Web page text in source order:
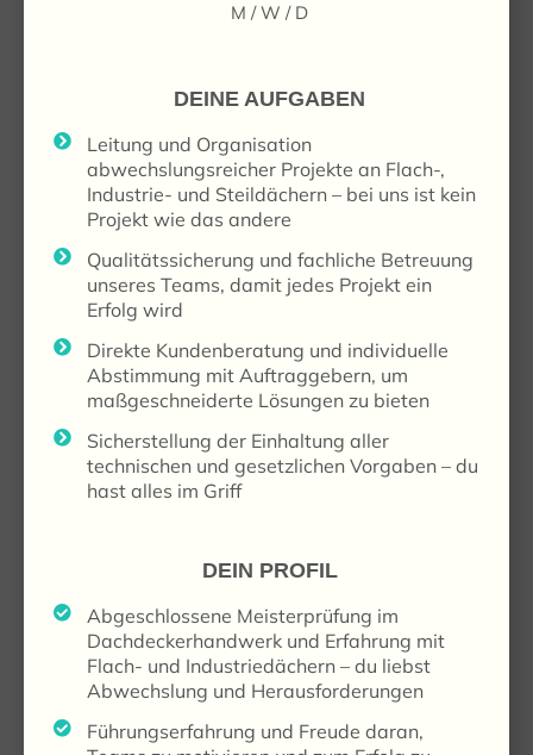
M / W / D
DEINE AUFGABEN
Leitung und Organisation
abwechslungsreicher Projekte an Flach-,
Industrie- und Steildächern – bei uns ist kein
Projekt wie das andere
Qualitätssicherung und fachliche Betreuung
unseres Teams, damit jedes Projekt ein
Erfolg wird
Direkte Kundenberatung und individuelle
Abstimmung mit Auftraggebern, um
maßgeschneiderte Lösungen zu bieten
Sicherstellung der Einhaltung aller
technischen und gesetzlichen Vorgaben – du
hast alles im Griff
DEIN PROFIL
Abgeschlossene Meisterprüfung im
Dachdeckerhandwerk und Erfahrung mit
Flach- und Industriedächern – du liebst
Abwechslung und Herausforderungen
Führungserfahrung und Freude daran,